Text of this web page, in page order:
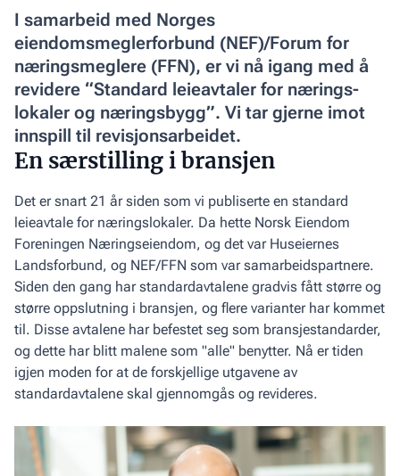
I samarbeid med Norges
eiendomsmeglerforbund (NEF)/Forum for
nærings­meglere (FFN), er vi nå igang med å
revidere “Standard leieavtaler for nærings­
lokaler og næringsbygg”. Vi tar gjerne imot
innspill til revisjonsarbeidet.
En særstilling i bransjen
Det er snart 21 år siden som vi publiserte en standard
leieavtale for nærings­lokaler. Da hette Norsk Eiendom
Foreningen Næringseiendom, og det var Huseiernes
Landsforbund, og NEF/FFN som var samarbeidspartnere.
Siden den gang har standardavtalene gradvis fått større og
større oppslutning i bransjen, og flere varianter har kommet
til. Disse avtalene har befestet seg som bransjestandarder,
og dette har blitt malene som "alle" benytter. Nå er tiden
igjen moden for at de forskjellige utgavene av
standardavtalene skal gjennomgås og revideres.